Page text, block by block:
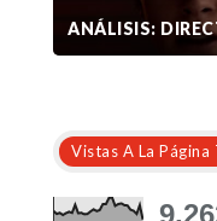
ANÁLISIS:
Vistas A La Página